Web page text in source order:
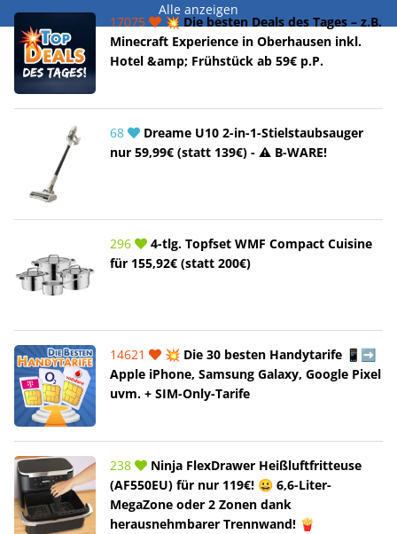
Alle anzeigen
17075
💥 Die besten Deals des Tages – z.B.
Minecraft Experience in Oberhausen inkl.
Hotel &amp; Frühstück ab 59€ p.P.
68
Dreame U10 2-in-1-Stielstaubsauger
nur 59,99€ (statt 139€) - ⚠️ B-WARE!
296
4-tlg. Topfset WMF Compact Cuisine
für 155,92€ (statt 200€)
14621
💥 Die 30 besten Handytarife 📱➡️
Apple iPhone, Samsung Galaxy, Google Pixel
uvm. + SIM-Only-Tarife
238
Ninja FlexDrawer Heißluftfritteuse
(AF550EU) für nur 119€! 😀 6,6-Liter-
MegaZone oder 2 Zonen dank
herausnehmbarer Trennwand! 🍟